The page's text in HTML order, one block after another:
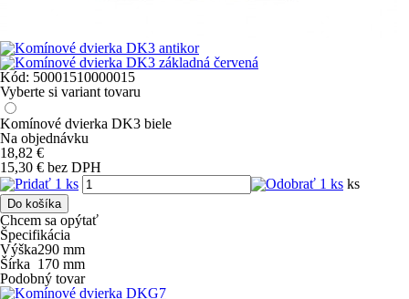
Kód: 50001510000015
Vyberte si variant tovaru
Komínové dvierka DK3 biele
Na objednávku
18,82 €
15,30 € bez DPH
ks
Do košíka
Chcem sa opýtať
Špecifikácia
Výška290 mm
Šírka 170 mm
Podobný tovar